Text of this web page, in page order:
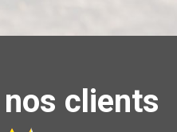
clients